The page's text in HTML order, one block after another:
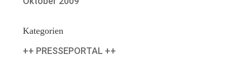
Kategorien
++ PRESSEPORTAL ++